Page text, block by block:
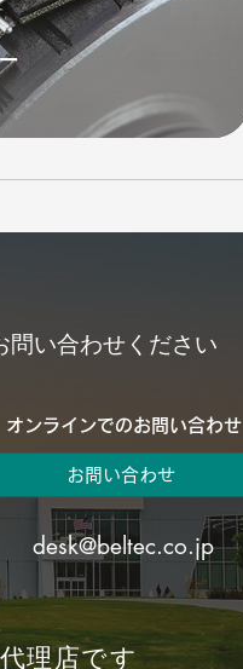
問い合わせください
オンラインでのお問い合わせ
お問い合わせ
desk@beltec.co.jp
理店です